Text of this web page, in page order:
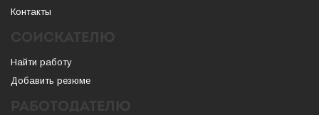
Контакты
Найти работу
Добавить резюме